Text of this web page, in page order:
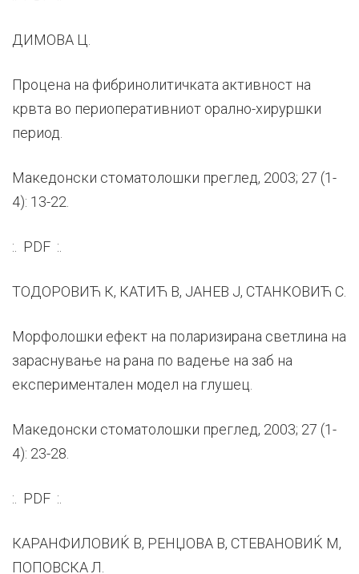
ДИМОВА Ц.
Процена на фибринолитичката активност на
крвта во периоперативниот орално-хируршки
период.
Македонски стоматолошки преглед, 2003; 27 (1-
4): 13-22.
:. PDF :.
ТОДОРОВИЋ К, КАТИЋ В, ЈАНЕВ Ј, СТАНКОВИЋ С.
Морфолошки ефект на поларизирана светлина на
зараснување на рана по вадење на заб на
експериментален модел на глушец.
Македонски стоматолошки преглед, 2003; 27 (1-
4): 23-28.
:. PDF :.
КАРАНФИЛОВИЌ В, РЕНЏОВА В, СТЕВАНОВИЌ М,
ПОПОВСКА Л.